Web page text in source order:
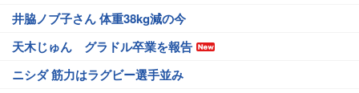
井脇ノブ子さん 体重38kg減の今
天木じゅん グラドル卒業を報告
ニシダ 筋力はラグビー選手並み